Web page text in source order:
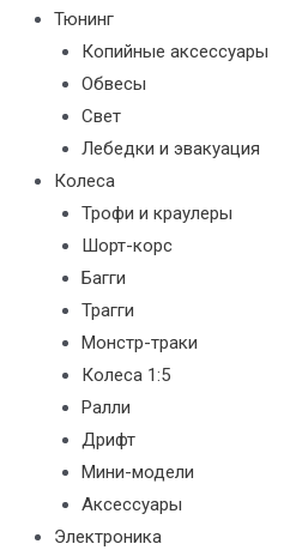
Тюнинг
Копийные аксессуары
Обвесы
Свет
Лебедки и эвакуация
Колеса
Трофи и краулеры
Шорт-корс
Багги
Трагги
Монстр-траки
Колеса 1:5
Ралли
Дрифт
Мини-модели
Аксессуары
Электроника